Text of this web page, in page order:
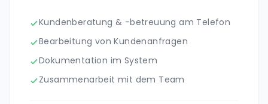
Kundenberatung & -betreuung am Telefon
Bearbeitung von Kundenanfragen
Dokumentation im System
Zusammenarbeit mit dem Team